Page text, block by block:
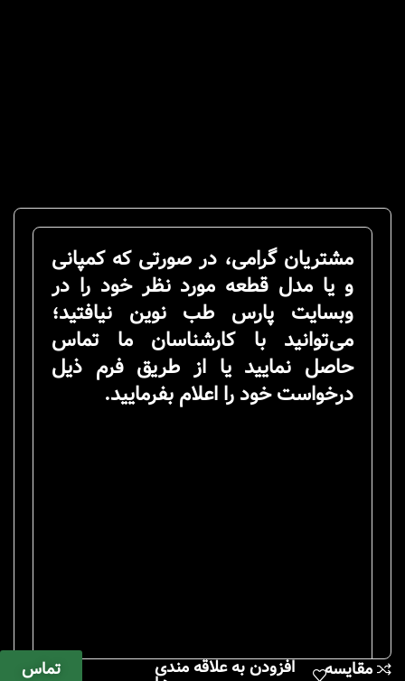
مشتریان گرامی، در صورتی که کمپانی
و یا مدل قطعه مورد نظر خود را در
وبسایت پارس طب نوین نیافتید؛
می‌توانید با کارشناسان ما تماس
حاصل نمایید یا از طریق فرم ذیل
درخواست خود را اعلام بفرمایید.
مقایسه افزودن به علاقه مندی تماس